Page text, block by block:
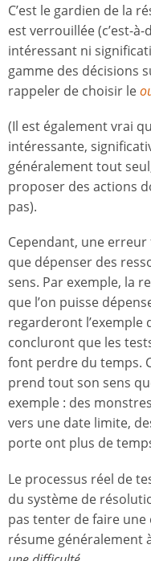
C’est le gardien de la
est verrouillée (c’est-à-
intéressant ni
gamme des décisions
rappeler de choisir le
(Il est également vrai
intéressante,
généralement tout
proposer des actions
pas).
Cependant, une
que dépenser des
sens. Par exemple, la
que l’on puisse
regarderont l’exemple
concluront que les
font perdre du temps.
prend tout son sens
exemple : des
vers une date limite,
porte ont plus de
Le processus réel de
du système de
pas tenter de faire une
résume généralement